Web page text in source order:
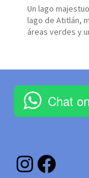
Un lago
lago de Atitlán,
áreas verdes y
Chat